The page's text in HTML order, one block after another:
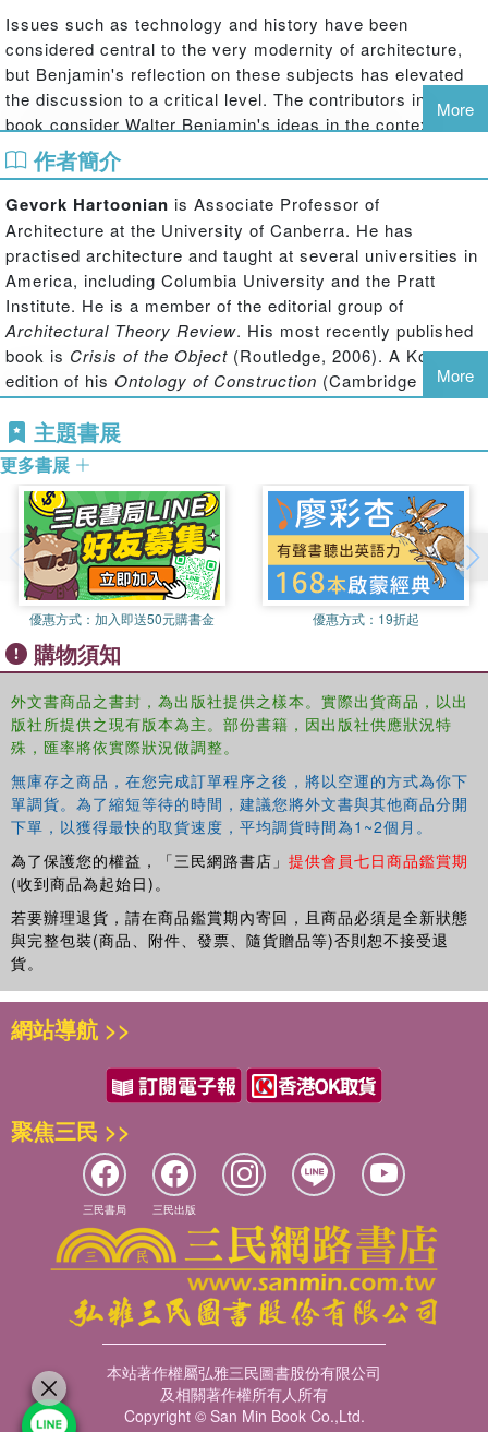
Issues such as technology and history have been
considered central to the very modernity of architecture,
but Benjamin's reflection on these subjects has elevated
the discussion to a critical level. The contributors in this
book consider Walter Benjamin's ideas in the context of
digitalization of architecture where it is the very technique
itself that determines the processes of design and the final
form.
This book was published as a special issue of
Architectural Theory Review.
More
作者簡介
Gevork Hartoonian is Associate Professor of
Architecture at the University of Canberra. He has
practised architecture and taught at several universities in
America, including Columbia University and the Pratt
Institute. He is a member of the editorial group of
Architectural Theory Review. His most recently published
book is Crisis of the Object (Routledge, 2006). A Korean
edition of his Ontology of Construction (Cambridge
University Press, 1994) is scheduled for 2010.
More
主題書展
更多書展
優惠方式： 加入即送50元購書金 優惠方式： 19折起
購物須知
外文書商品之書封，為出版社提供之樣本。實際出貨商品，以出
版社所提供之現有版本為主。部份書籍，因出版社供應狀況特
殊，匯率將依實際狀況做調整。
無庫存之商品，在您完成訂單程序之後，將以空運的方式為你下
單調貨。為了縮短等待的時間，建議您將外文書與其他商品分開
下單，以獲得最快的取貨速度，平均調貨時間為1~2個月。
為了保護您的權益，「三民網路書店」 提供會員七日商品鑑賞期
(收到商品為起始日)。
若要辦理退貨，請在商品鑑賞期內寄回，且商品必須是全新狀態
與完整包裝(商品、附件、發票、隨貨贈品等)否則恕不接受退
貨。
網站導航 >>
聚焦三民 >>
三民書局 三民出版
本站著作權屬弘雅三民圖書股份有限公司
及相關著作權所有人所有
Copyright © San Min Book Co.,Ltd.